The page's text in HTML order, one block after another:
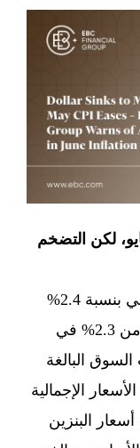
لكن التضخم
ارتفع مؤشر أسعار المستهلك الرئيسي بنسبة 2.4%
على أساس سنوي في مايو، مرتفعًا من 2.3% في
البالغة
الإجمالية
أسعار البنزين